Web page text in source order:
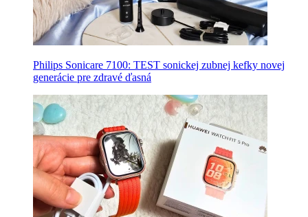
Philips Sonicare 7100: TEST sonickej zubnej kefky novej
generácie pre zdravé ďasná